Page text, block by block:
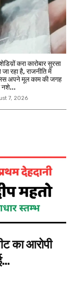
करा कारोबार सुरसा
रहा है, राजनीति में
अपने मूल काम की जगह
नशे...
7, 2026